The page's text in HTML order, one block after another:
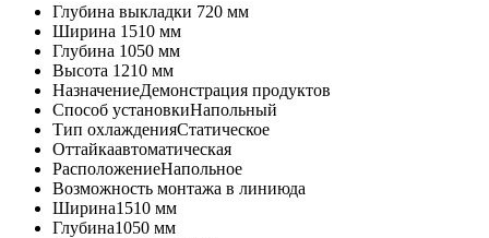
Глубина выкладки 720 мм
Ширина 1510 мм
Глубина 1050 мм
Высота 1210 мм
НазначениеДемонстрация продуктов
Способ установкиНапольный
Тип охлажденияСтатическое
Оттайкаавтоматическая
РасположениеНапольное
Возможность монтажа в линиюда
Ширина1510 мм
Глубина1050 мм